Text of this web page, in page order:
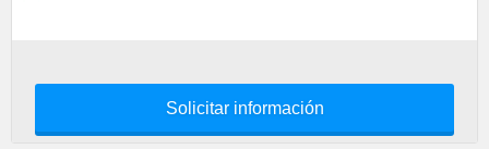
Solicitar información